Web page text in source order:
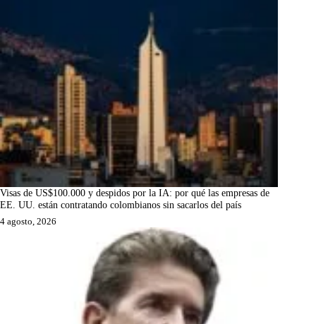
Visas de US$100.000 y despidos por la IA: por qué las empresas de
EE. UU. están contratando colombianos sin sacarlos del país
4 agosto, 2026